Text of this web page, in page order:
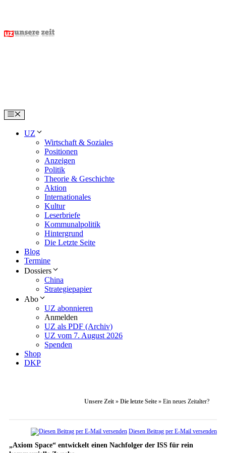
content
Menu
UZ
Wirtschaft & Soziales
Positionen
Anzeigen
Politik
Theorie & Geschichte
Aktion
Internationales
Kultur
Leserbriefe
Kommunalpolitik
Hintergrund
Die Letzte Seite
Blog
Termine
Dossiers
China
Strategiepapier
Abo
UZ abonnieren
Anmelden
UZ als PDF (Archiv)
UZ vom 7. August 2026
Spenden
Shop
DKP
Unsere Zeit » Die letzte Seite » Ein neues Zeitalter?
Diesen Beitrag per E-Mail versenden
„Axiom Space“ entwickelt einen Nachfolger der ISS für rein